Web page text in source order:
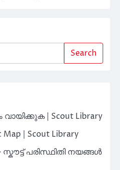
Search
| Scout Library
Map | Scout Library
പരിസ്ഥിതി നയങ്ങൾ